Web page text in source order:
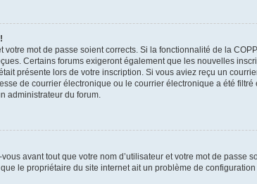
mot de passe soient corrects. Si la fonctionnalité de la
Certains forums exigeront également que les nouvelles
présente lors de votre inscription. Si vous aviez reçu un
de courrier électronique ou le courrier électronique a été
administrateur du forum.
avant tout que votre nom d’utilisateur et votre mot de
le propriétaire du site internet ait un problème de configuration